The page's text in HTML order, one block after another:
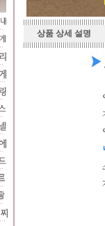
상품 상세 설명